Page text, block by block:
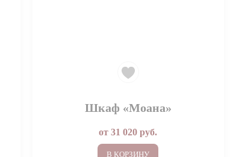
Шкаф «Моана»
от31 020 руб.
В КОРЗИНУ